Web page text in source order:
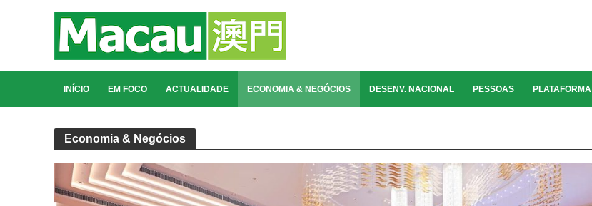
INÍCIO EM FOCO ACTUALIDADE ECONOMIA & NEGÓCIOS DESENV. NACIONAL PESSOAS PLATAFORMA
Economia & Negócios